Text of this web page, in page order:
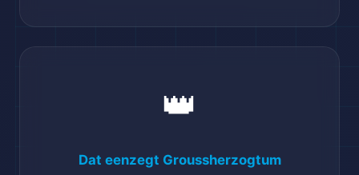
👑
Dat eenzegt Groussherzogtum